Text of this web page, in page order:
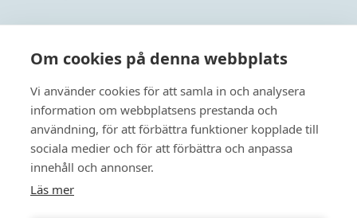
Om cookies på denna webbplats
Vi använder cookies för att samla in och analysera
information om webbplatsens prestanda och
användning, för att förbättra funktioner kopplade till
sociala medier och för att förbättra och anpassa
innehåll och annonser.
Läs mer